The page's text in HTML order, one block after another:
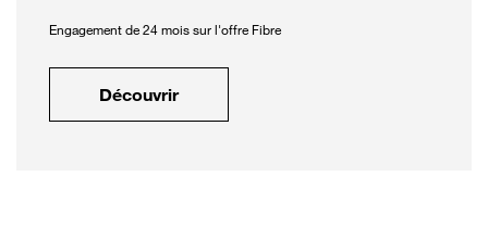
Engagement de 24 mois sur l'offre Fibre
Découvrir